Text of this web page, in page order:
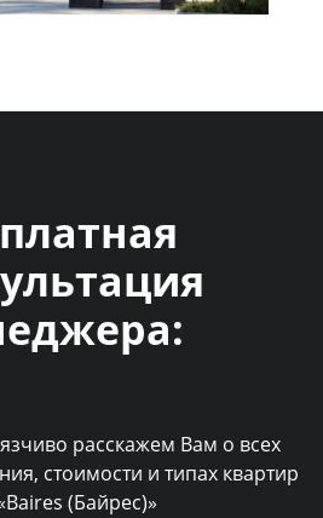
расскажем Вам о всех
стоимости и типах квартир
(Байрес)»